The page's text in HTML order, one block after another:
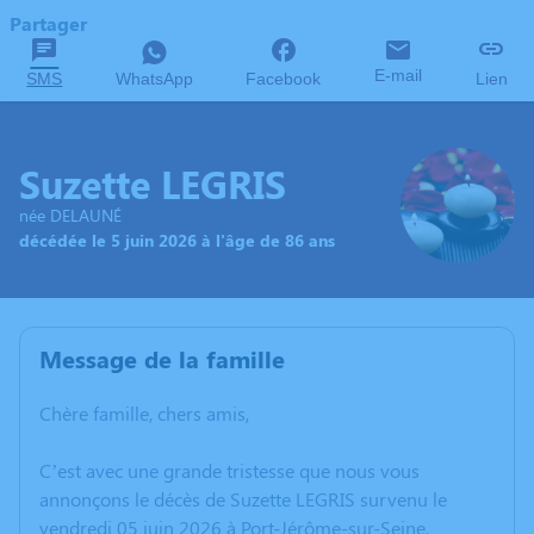
Partager
SMS WhatsApp Facebook E-mail Lien
Suzette LEGRIS
née DELAUNÉ
décédée le 5 juin 2026 à l'âge de 86 ans
Message de la famille
Chère famille, chers amis,
C’est avec une grande tristesse que nous vous
annonçons le décès de Suzette LEGRIS survenu le
vendredi 05 juin 2026 à Port-Jérôme-sur-Seine.